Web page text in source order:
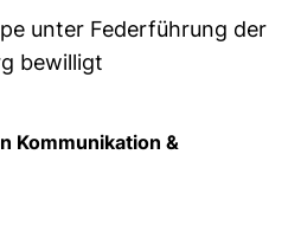
unter Federführung der
bewilligt
Kommunikation &